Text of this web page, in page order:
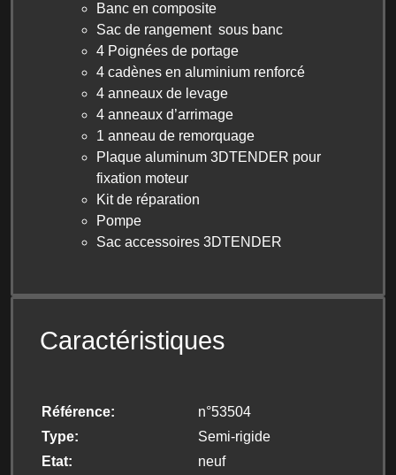
Banc en composite
Sac de rangement sous banc
4 Poignées de portage
4 cadènes en aluminium renforcé
4 anneaux de levage
4 anneaux d’arrimage
1 anneau de remorquage
Plaque aluminum 3DTENDER pour
fixation moteur
Kit de réparation
Pompe
Sac accessoires 3DTENDER
Caractéristiques
Référence
n°53504
Type
Semi-rigide
Etat
neuf